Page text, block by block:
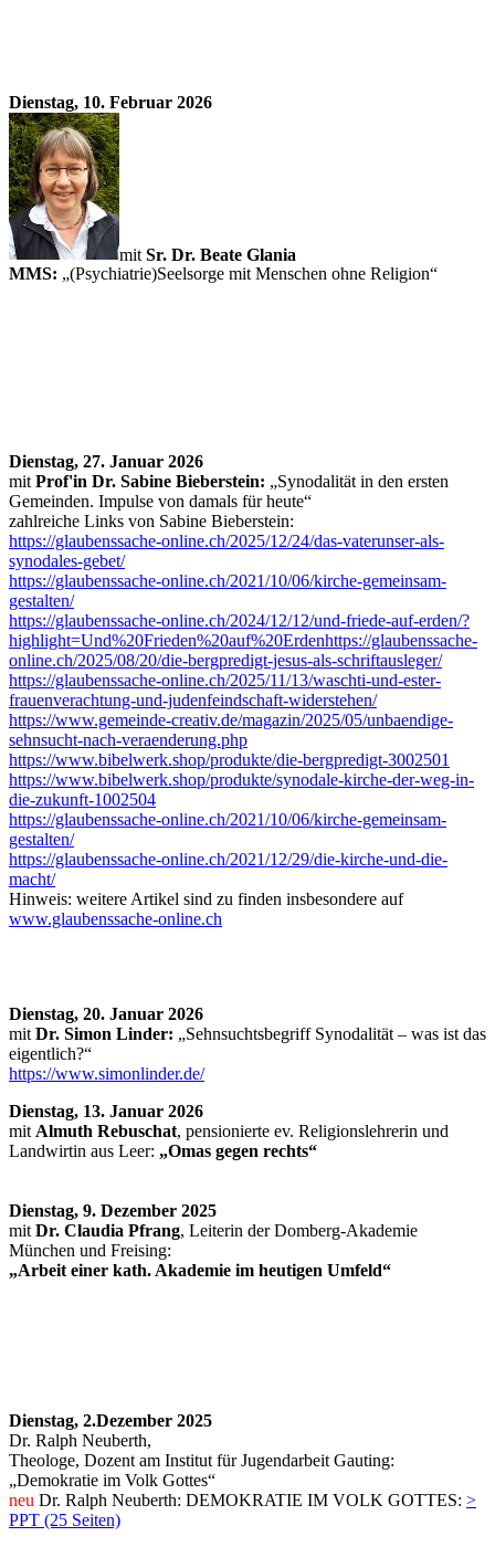
Dienstag, 10. Februar 2026
mit Sr. Dr. Beate Glania
MMS: „(Psychiatrie)Seelsorge mit Menschen ohne Religion“
​​​Dienstag, 27. Januar 2026
mit Prof'in Dr. Sabine Bieberstein: „Synodalität in den ersten
Gemeinden. Impulse von damals für heute“
zahlreiche Links von Sabine Bieberstein:
https://glaubenssache-online.ch/2025/12/24/das-vaterunser-als-
synodales-gebet/
https://glaubenssache-online.ch/2021/10/06/kirche-gemeinsam-
gestalten/
https://glaubenssache-online.ch/2024/12/12/und-friede-auf-erden/?
highlight=Und%20Frieden%20auf%20Erdenhttps://glaubenssache-
online.ch/2025/08/20/die-bergpredigt-jesus-als-schriftausleger/
https://glaubenssache-online.ch/2025/11/13/waschti-und-ester-
frauenverachtung-und-judenfeindschaft-widerstehen/
https://www.gemeinde-creativ.de/magazin/2025/05/unbaendige-
sehnsucht-nach-veraenderung.php
https://www.bibelwerk.shop/produkte/die-bergpredigt-3002501
https://www.bibelwerk.shop/produkte/synodale-kirche-der-weg-in-
die-zukunft-1002504
https://glaubenssache-online.ch/2021/10/06/kirche-gemeinsam-
gestalten/
https://glaubenssache-online.ch/2021/12/29/die-kirche-und-die-
macht/
Hinweis: weitere Artikel sind zu finden insbesondere auf
www.glaubenssache-online.ch
Dienstag, 20. Januar 2026
mit Dr. Simon Linder: „Sehnsuchtsbegriff Synodalität – was ist das
eigentlich?“
https://www.simonlinder.de/
Dienstag, 13. Januar 2026
mit Almuth Rebuschat, pensionierte ev. Religionslehrerin und
Landwirtin aus Leer: „Omas gegen rechts“
Dienstag, 9. Dezember 2025
mit Dr. Claudia Pfrang, Leiterin der Domberg-Akademie
München und Freising:
„Arbeit einer kath. Akademie im heutigen Umfeld“
Dienstag, 2.Dezember 2025
Dr. Ralph Neuberth,
Theologe, Dozent am Institut für Jugendarbeit Gauting:
„Demokratie im Volk Gottes“
neu Dr. Ralph Neuberth: DEMOKRATIE IM VOLK GOTTES: >
PPT (25 Seiten)